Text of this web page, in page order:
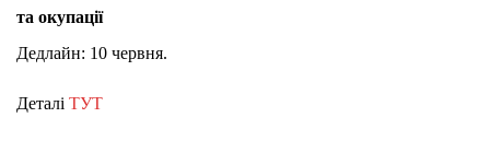
та окупації
Дедлайн: 10 червня.
Деталі ТУТ